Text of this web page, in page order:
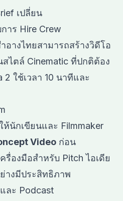
เปลี่ยน
าร Hire Crew
อางไทยสามารถสร้างวิดีโอ
ไตล์ Cinematic ที่ปกติต้อง
ใช้เวลา 10 นาทีและ
นักเขียนและ Filmmaker
Video ก่อน
รื่องมือสำหรับ Pitch ไอเดีย
างมีประสิทธิภาพ
ละ Podcast